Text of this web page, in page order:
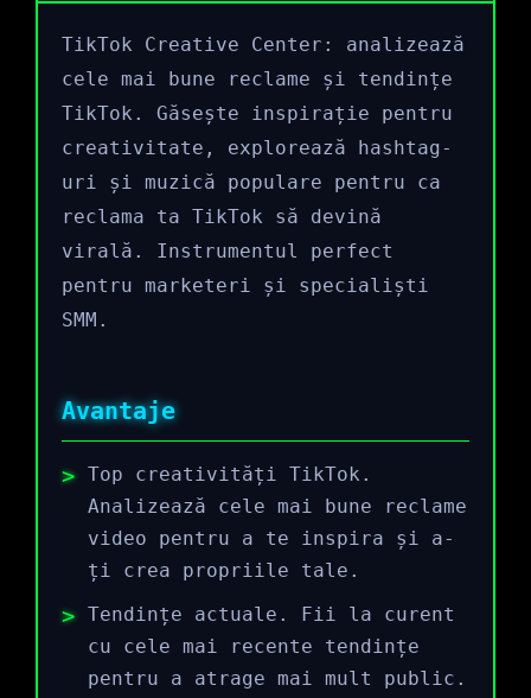
TikTok Creative Center: analizează
cele mai bune reclame și tendințe
TikTok. Găsește inspirație pentru
creativitate, explorează hashtag-
uri și muzică populare pentru ca
reclama ta TikTok să devină
virală. Instrumentul perfect
pentru marketeri și specialiști
SMM.
Avantaje
Top creativități TikTok.
Analizează cele mai bune reclame
video pentru a te inspira și a-
ți crea propriile tale.
Tendințe actuale. Fii la curent
cu cele mai recente tendințe
pentru a atrage mai mult public.